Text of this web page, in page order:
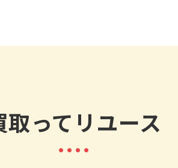
取ってリユース